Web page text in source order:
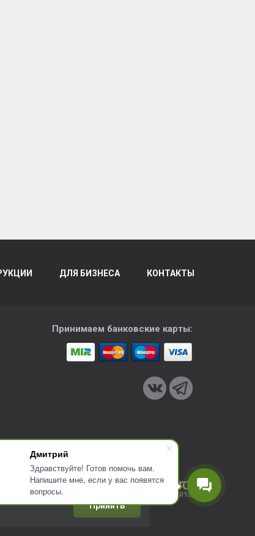
Дмитрий
Здравствуйте! Готов помочь вам.
Напишите мне, если у вас появятся
вопросы.
ДЛЯ БИЗНЕСА КОНТАКТЫ
Принимаем банковские карты:
Разработка сайта
с
Принять